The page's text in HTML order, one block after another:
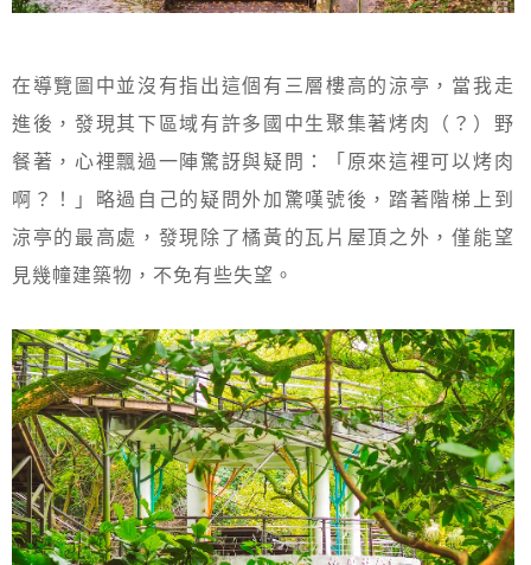
在導覽圖中並沒有指出這個有三層樓高的涼亭，當我走
進後，發現其下區域有許多國中生聚集著烤肉（？）野
餐著，心裡飄過一陣驚訝與疑問：「原來這裡可以烤肉
啊？！」略過自己的疑問外加驚嘆號後，踏著階梯上到
涼亭的最高處，發現除了橘黃的瓦片屋頂之外，僅能望
見幾幢建築物，不免有些失望。